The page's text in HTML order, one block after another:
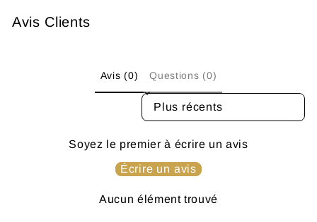
Avis Clients
Avis (0) Questions (0)
SORT REVIEWS BY
Soyez le premier à écrire un avis
Écrire un avis
Aucun élément trouvé